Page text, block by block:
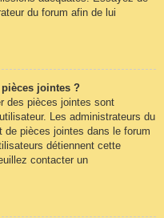
du forum afin de lui
jointes ?
des pièces jointes sont
Les administrateurs du
pièces jointes dans le forum
détiennent cette
contacter un